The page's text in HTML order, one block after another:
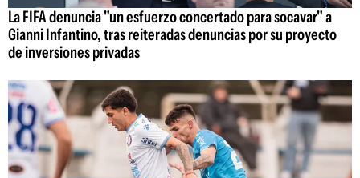
La FIFA denuncia "un esfuerzo concertado para socavar" a
Gianni Infantino, tras reiteradas denuncias por su proyecto
de inversiones privadas